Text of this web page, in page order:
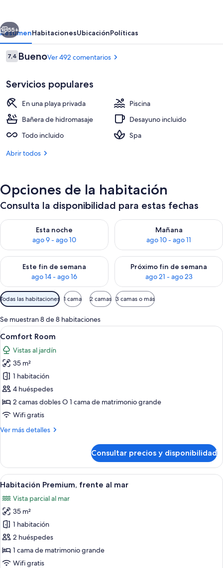
All
Inclusive
Jardín
Siguiente
55+
ResumenHabitacionesUbicaciónPolíticas
Comentarios
7,47,4 de 10
BuenoVer 492 comentarios
Servicios populares
En una playa privada
Piscina
Bañera de hidromasaje
Desayuno incluido
Todo incluido
Spa
Abrir todos
Opciones de la habitación
Consulta la disponibilidad para estas fechas
Esta noche
ago 9 - ago 10
Consulta la disponibilidad para esta noche, ago 9 - ago 10
Mañana
ago 10 - ago 11
Consulta la disponibilidad
Este fin de semana
ago 14 - ago 16
Consulta la disponibilidad para este fin de semana, ago 14 -
Próximo fin de semana
ago 21 - ago 23
Consulta la disponibilidad
Filtros
disponibles
para
las
habitaciones
Todas las habitaciones 1 cama 2 camas 3 camas o más
Se muestran 8 de 8 habitaciones
Abrir
todas
las
fotos
de
Comfort
Room
Habitación de hotel con dos camas,
5
Comfort Room
Vistas al jardín
35 m²
1 habitación
4 huéspedes
2 camas dobles O 1 cama de matrimonio grande
Wifi gratis
Ver más detalles
Más
Room
Consultar precios y disponibilidad
Abrir
todas
las
fotos
de
Habitación
Premium,
frente
Habitación de hotel con cama,
5
Habitación Premium, frente al mar
Vista parcial al mar
35 m²
1 habitación
2 huéspedes
1 cama de matrimonio grande
Wifi gratis